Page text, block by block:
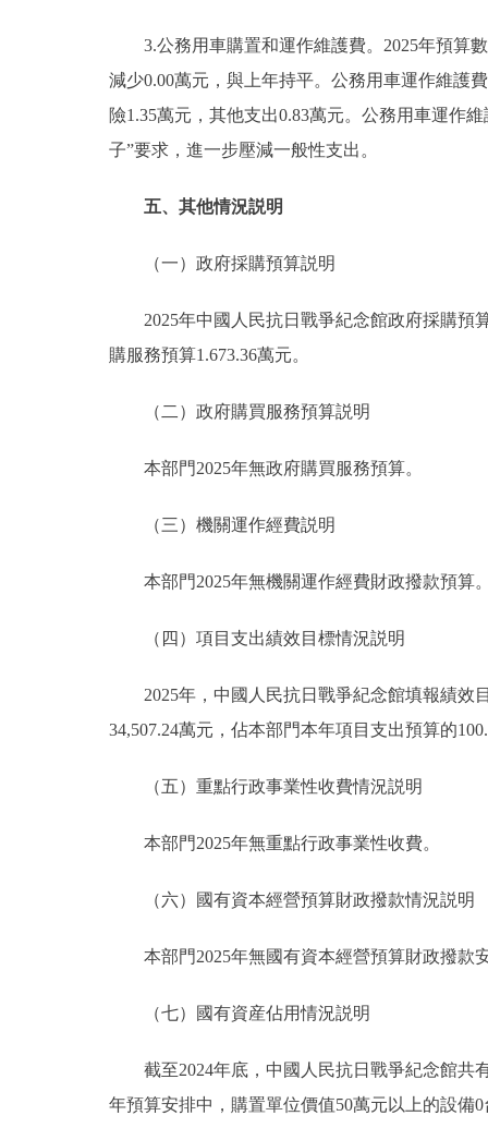
3.公務用車購置和運作維護費。2025年預算數
減少0.00萬元，與上年持平。公務用車運作維護
險1.35萬元，其他支出0.83萬元。公務用車運作
子”要求，進一步壓減一般性支出。
五、其他情況説明
（一）政府採購預算説明
2025年中國人民抗日戰爭紀念館政府採購預算
購服務預算1.673.36萬元。
（二）政府購買服務預算説明
本部門2025年無政府購買服務預算。
（三）機關運作經費説明
本部門2025年無機關運作經費財政撥款預算
（四）項目支出績效目標情況説明
2025年，中國人民抗日戰爭紀念館填報績效目
34,507.24萬元，佔本部門本年項目支出預算的
（五）重點行政事業性收費情況説明
本部門2025年無重點行政事業性收費。
（六）國有資本經營預算財政撥款情況説明
本部門2025年無國有資本經營預算財政撥款
（七）國有資産佔用情況説明
截至2024年底，中國人民抗日戰爭紀念館共有
年預算安排中，購置單位價值50萬元以上的設備